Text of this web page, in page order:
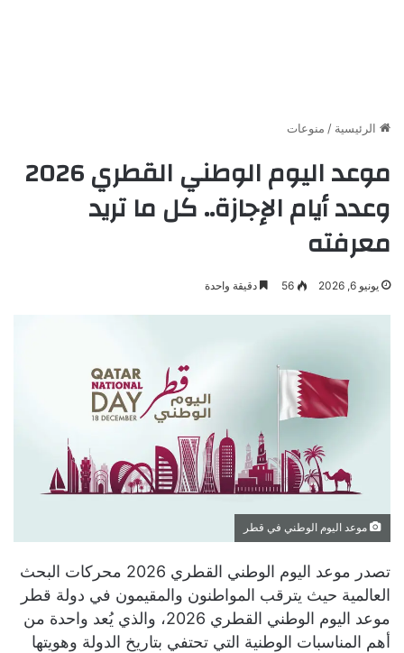
الرئيسية / منوعات
موعد اليوم الوطني القطري 2026
وعدد أيام الإجازة.. كل ما تريد
معرفته
يونيو 6, 2026 56 دقيقة واحدة
موعد اليوم الوطني في قطر
تصدر موعد اليوم الوطني القطري 2026 محركات البحث
العالمية حيث يترقب المواطنون والمقيمون في دولة قطر
موعد اليوم الوطني القطري 2026، والذي يُعد واحدة من
أهم المناسبات الوطنية التي تحتفي بتاريخ الدولة وهويتها